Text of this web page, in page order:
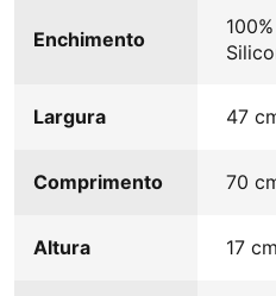
Enchimento
Largura 47
Comprimento 70
Altura 17 cm